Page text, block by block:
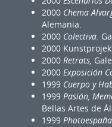
2000 Chema
Alemania.
2000 Colectiva.
2000
2000 Retrats,
2000 Exposición
1999 Cuerpo y
1999 Pasión,
Bellas Artes de
1999 Photoespaña